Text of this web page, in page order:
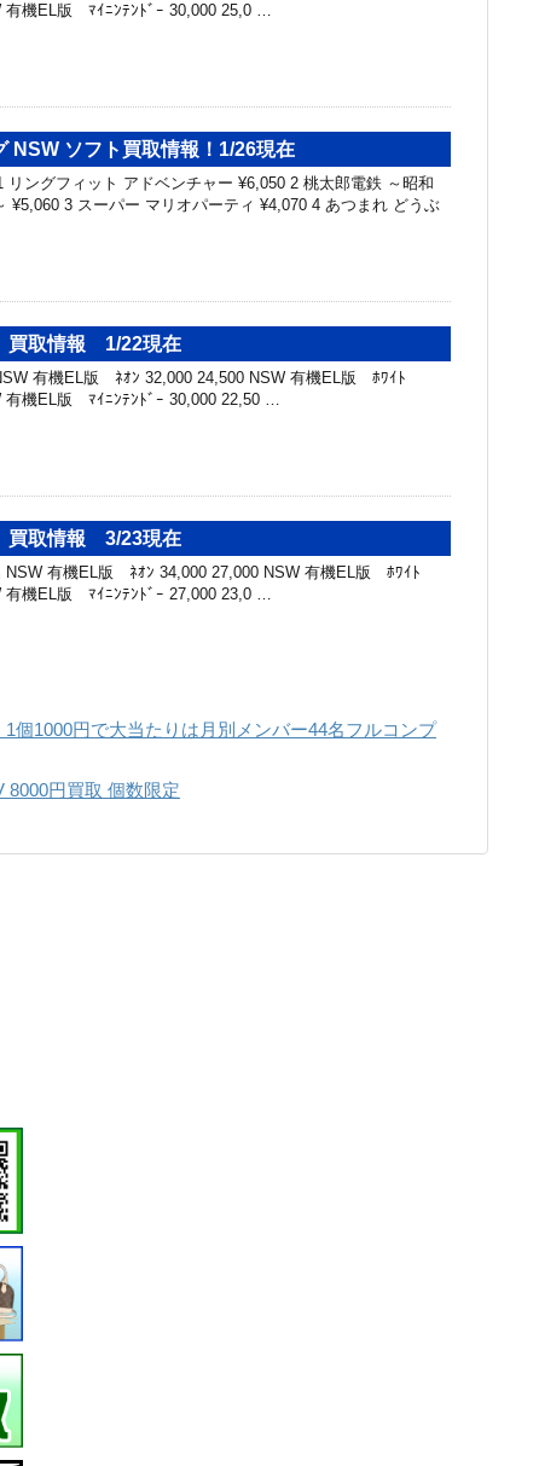
有機EL版 ﾏｲﾆﾝﾃﾝﾄﾞｰ 30,000 25,0 …
NSW ソフト買取情報！1/26現在
リングフィット アドベンチャー ¥6,050 2 桃太郎電鉄 ～昭和
¥5,060 3 スーパー マリオパーティ ¥4,070 4 あつまれ どうぶ
買取情報 1/22現在
有機EL版 ﾈｵﾝ 32,000 24,500 NSW 有機EL版 ﾎﾜｲﾄ
有機EL版 ﾏｲﾆﾝﾃﾝﾄﾞｰ 30,000 22,50 …
買取情報 3/23現在
NSW 有機EL版 ﾈｵﾝ 34,000 27,000 NSW 有機EL版 ﾎﾜｲﾄ
有機EL版 ﾏｲﾆﾝﾃﾝﾄﾞｰ 27,000 23,0 …
個1000円で大当たりは月別メンバー44名フルコンプ
8000円買取 個数限定